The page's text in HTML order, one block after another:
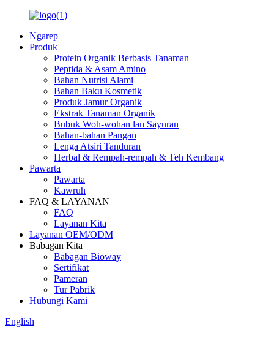
Ngarep
Produk
Protein Organik Berbasis Tanaman
Peptida & Asam Amino
Bahan Nutrisi Alami
Bahan Baku Kosmetik
Produk Jamur Organik
Ekstrak Tanaman Organik
Bubuk Woh-wohan lan Sayuran
Bahan-bahan Pangan
Lenga Atsiri Tanduran
Herbal & Rempah-rempah & Teh Kembang
Pawarta
Pawarta
Kawruh
FAQ & LAYANAN
FAQ
Layanan Kita
Layanan OEM/ODM
Babagan Kita
Babagan Bioway
Sertifikat
Pameran
Tur Pabrik
Hubungi Kami
English